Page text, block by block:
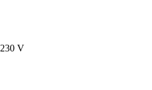
230 V